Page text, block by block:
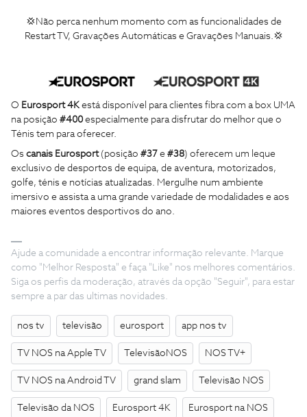
💢Não perca nenhum momento com as funcionalidades de
Restart TV, Gravações Automáticas e Gravações Manuais.💢
O Eurosport 4Kestá disponível para clientes fibra com a box UMA
na posição #400 especialmente para disfrutar do melhor que o
Ténis tem para oferecer.
Os canais Eurosport(posição #37 e #38) oferecem um leque
exclusivo de desportos de equipa, de aventura, motorizados,
golfe, ténis e notícias atualizadas. Mergulhe num ambiente
imersivo e assista a uma grande variedade de modalidades e aos
maiores eventos desportivos do ano.
Ajude a comunidade a encontrar informação relevante. Marque
como "Melhor Resposta" e faça "Like" nos melhores comentários.
Siga os perfis da moderação, através da opção "Seguir", para estar
sempre a par das ultimas novidades.
nos tv televisão eurosport app nos tv
TV NOS na Apple TV TelevisãoNOS NOS TV+
TV NOS na Android TV grand slam Televisão NOS
Televisão da NOS Eurosport 4K Eurosport na NOS